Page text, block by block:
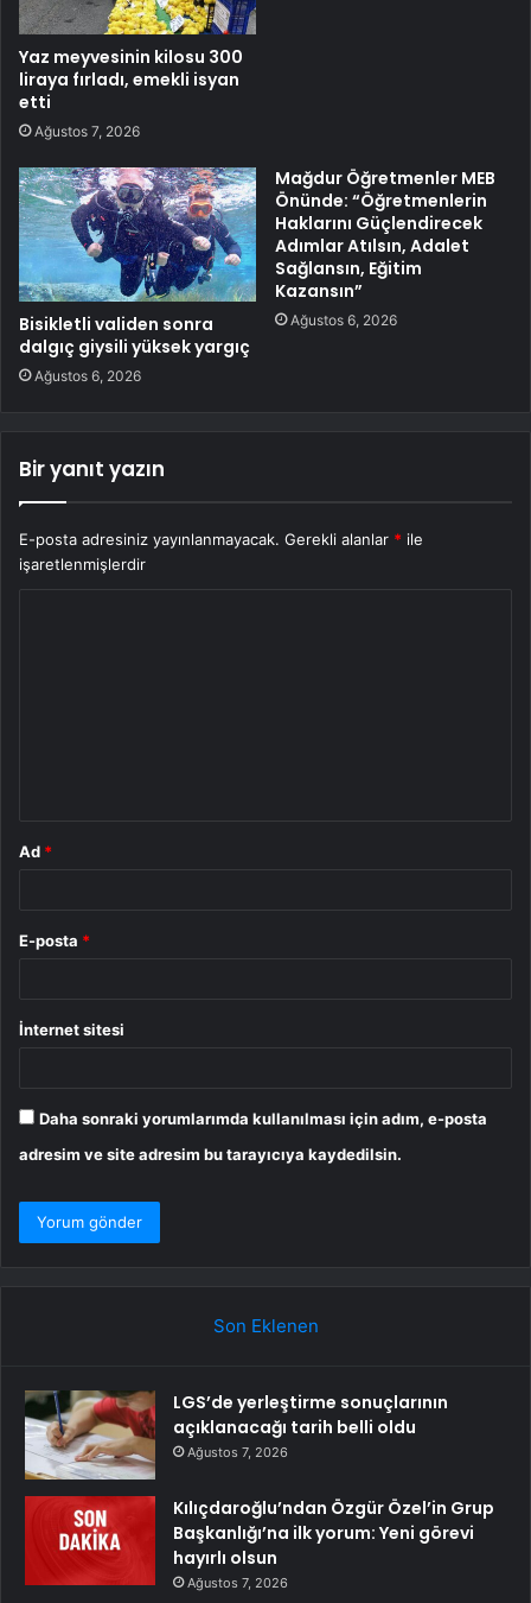
Yaz meyvesinin kilosu 300
liraya fırladı, emekli isyan
etti
Ağustos 7, 2026
Bisikletli validen sonra
dalgıç giysili yüksek yargıç
Ağustos 6, 2026
Mağdur Öğretmenler MEB
Önünde: “Öğretmenlerin
Haklarını Güçlendirecek
Adımlar Atılsın, Adalet
Sağlansın, Eğitim
Kazansın”
Ağustos 6, 2026
Bir yanıt yazın
E-posta adresiniz yayınlanmayacak. Gerekli alanlar * ile
işaretlenmişlerdir
Ad *
E-posta *
İnternet sitesi
Daha sonraki yorumlarımda kullanılması için adım, e-posta
adresim ve site adresim bu tarayıcıya kaydedilsin.
Son Eklenen
LGS’de yerleştirme sonuçlarının
açıklanacağı tarih belli oldu
Ağustos 7, 2026
Kılıçdaroğlu’ndan Özgür Özel’in Grup
Başkanlığı’na ilk yorum: Yeni görevi
hayırlı olsun
Ağustos 7, 2026